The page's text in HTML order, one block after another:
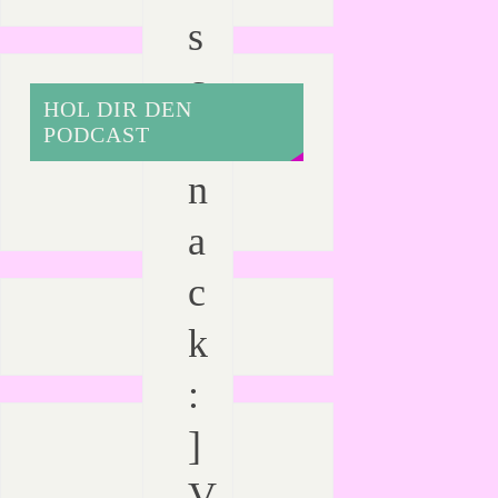
s
c
n
a
c
k
:
]
HOL DIR DEN
PODCAST